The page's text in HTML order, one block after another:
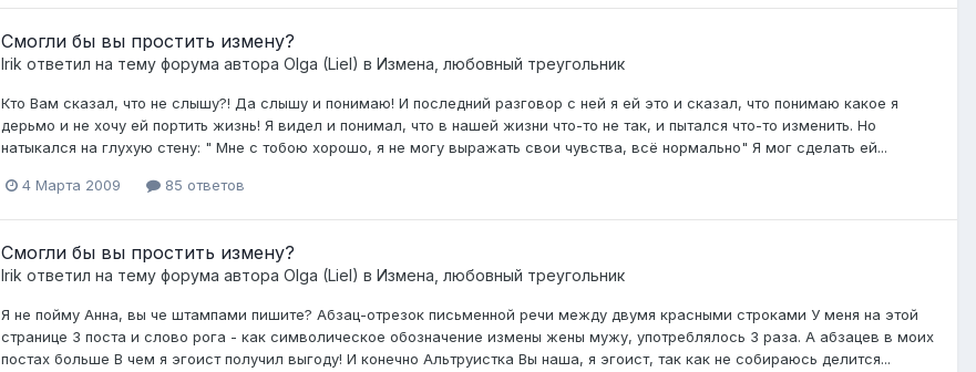
Смогли бы вы простить измену?
Irik ответил на тему форума автора Olga (Liel) в Измена, любовный треугольник
Кто Вам сказал, что не слышу?! Да слышу и понимаю! И последний разговор с ней я ей это и сказал, что понимаю какое я
дерьмо и не хочу ей портить жизнь! Я видел и понимал, что в нашей жизни что-то не так, и пытался что-то изменить. Но
натыкался на глухую стену: " Мне с тобою хорошо, я не могу выражать свои чувства, всё нормально" Я мог сделать ей...
4 Марта 2009 85 ответов
Смогли бы вы простить измену?
Irik ответил на тему форума автора Olga (Liel) в Измена, любовный треугольник
Я не пойму Анна, вы че штампами пишите? Абзац-отрезок письменной речи между двумя красными строками У меня на этой
странице 3 поста и слово рога - как символическое обозначение измены жены мужу, употреблялось 3 раза. А абзацев в моих
постах больше В чем я эгоист получил выгоду! И конечно Альтруистка Вы наша, я эгоист, так как не собираюсь делится...